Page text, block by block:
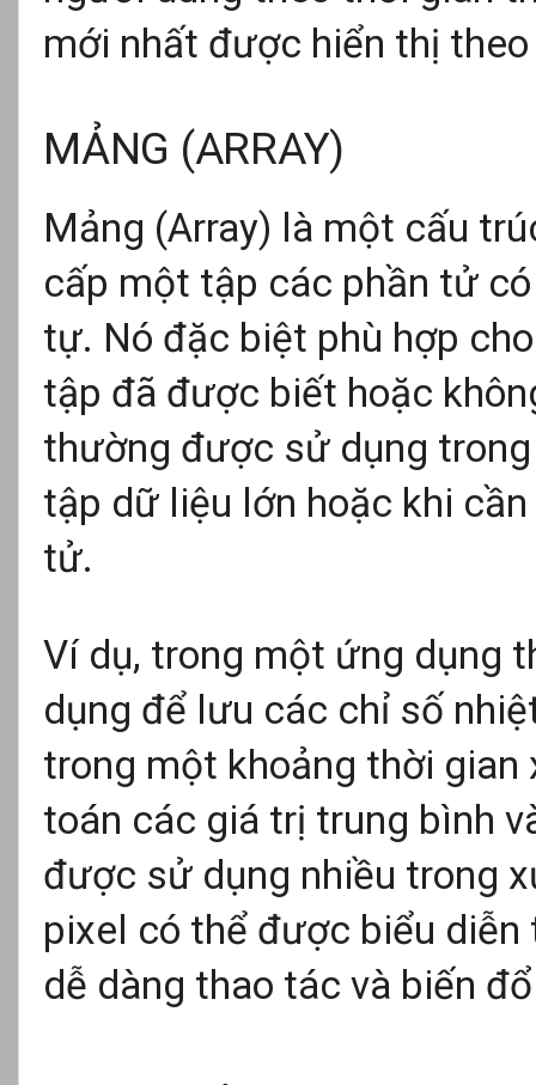
mới nhất được hiển thị
MẢNG (ARRAY)
Mảng (Array) là một cấu
cấp một tập các phần tử
tự. Nó đặc biệt phù hợp
tập đã được biết hoặc
thường được sử dụng
tập dữ liệu lớn hoặc khi
tử.
Ví dụ, trong một ứng dụng
dụng để lưu các chỉ số
trong một khoảng thời gian
toán các giá trị trung bình
được sử dụng nhiều trong
pixel có thể được biểu
dễ dàng thao tác và biến